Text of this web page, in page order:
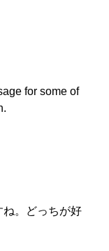
for some of
。どっちが好